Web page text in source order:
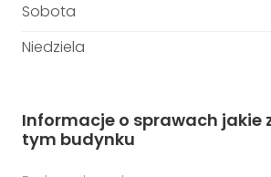
Sobota
Niedziela
Informacje o sprawach jakie
tym budynku